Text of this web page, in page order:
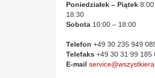
Poniedziałek – Piątek
18:30
Sobota 10:00 – 18:00
Telefon +49 30 235 949
Telefaks +49 30 31 99 185
E-mail